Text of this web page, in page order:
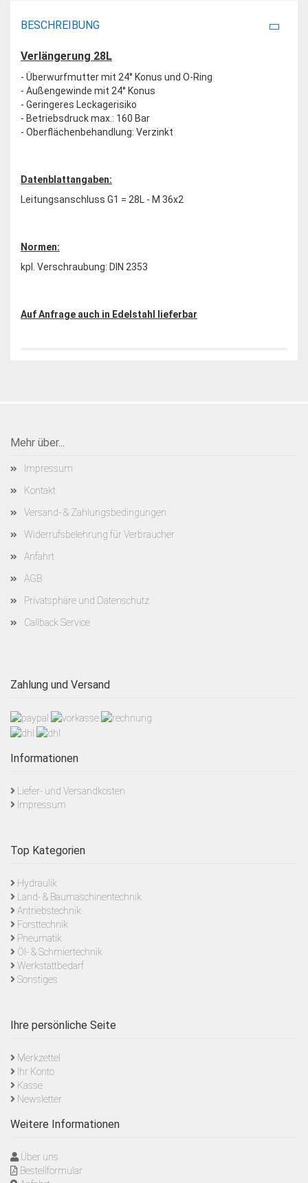
BESCHREIBUNG
Verlängerung 28L
- Überwurfmutter mit 24° Konus und O-Ring
- Außengewinde mit 24° Konus
- Geringeres Leckagerisiko
- Betriebsdruck max.: 160 Bar
- Oberflächenbehandlung: Verzinkt
Datenblattangaben:
Leitungsanschluss G1 = 28L - M 36x2
Normen:
kpl. Verschraubung: DIN 2353
Auf Anfrage auch in Edelstahl lieferbar
Mehr über...
Impressum
Kontakt
Versand- & Zahlungsbedingungen
Widerrufsbelehrung für Verbraucher
Anfahrt
AGB
Privatsphäre und Datenschutz
Callback Service
Zahlung und Versand
Informationen
Liefer- und Versandkosten
Impressum
Top Kategorien
Hydraulik
Land- & Baumaschinentechnik
Antriebstechnik
Forsttechnik
Pneumatik
Öl- & Schmiertechnik
Werkstattbedarf
Sonstiges
Ihre persönliche Seite
Merkzettel
Ihr Konto
Kasse
Newsletter
Weitere Informationen
Über uns
Bestellformular